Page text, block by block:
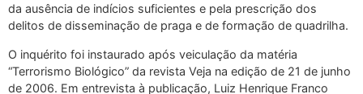
da ausência de indícios suficientes e pela prescrição dos
delitos de disseminação de praga e de formação de quadrilha.
O inquérito foi instaurado após veiculação da matéria
“Terrorismo Biológico” da revista Veja na edição de 21 de junho
de 2006. Em entrevista à publicação, Luiz Henrique Franco